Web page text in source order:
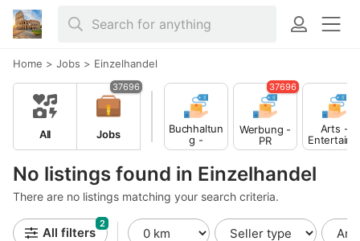
Home > Jobs > Einzelhandel
No listings found in Einzelhandel
There are no listings matching your search criteria.
All Jobs
37696
Buchhaltun
g -
Finance
Werbung -
PR
37696
Arts -
Entertainm
ent -
All filters
2